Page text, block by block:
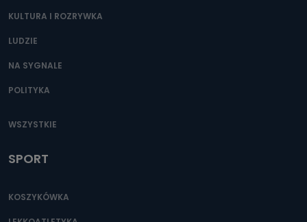
KULTURA I ROZRYWKA
LUDZIE
NA SYGNALE
POLITYKA
WSZYSTKIE
SPORT
KOSZYKÓWKA